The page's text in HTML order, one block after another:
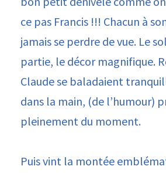
ce pas Francis !!! Chacun à
jamais se perdre de vue. Le
partie, le décor magnifique.
Claude se baladaient
dans la main, (de l’humour)
pleinement du moment.
Puis vint la montée